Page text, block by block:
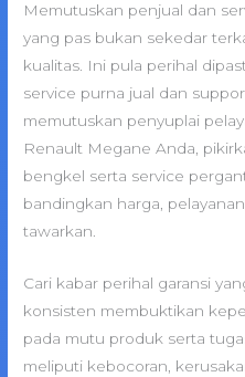
Memutuskan penjual dan
yang pas bukan sekedar
kualitas. Ini pula perihal
service purna jual dan
memutuskan penyuplai
Renault Megane Anda,
bengkel serta service
bandingkan harga,
tawarkan.
Cari kabar perihal garansi
konsisten membuktikan
pada mutu produk serta
meliputi kebocoran,